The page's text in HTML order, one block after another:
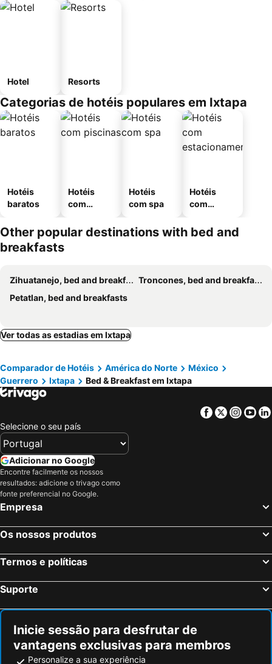
Hotel Resorts
Categorias de hotéis populares em Ixtapa
Hotéis
baratos
Hotéis
com
Hotéis
com spa
Hotéis
com
mento
Other popular destinations with bed and
breakfasts
Zihuatanejo, bed and breakfasts
Troncones, bed and breakfasts
Petatlan, bed and breakfasts
Ver todas as estadias em Ixtapa
Comparador de Hotéis América do Norte
México
Guerrero
Ixtapa Bed & Breakfast em Ixtapa
Facebook
Twitter
Selecione o seu país
Adicionar no Google
Encontre facilmente os nossos
resultados: adicione o trivago como
fonte preferencial no Google.
Empresa
Os nossos produtos
Termos e políticas
Suporte
Inicie sessão para desfrutar de
vantagens exclusivas para membros
Personalize a sua experiência